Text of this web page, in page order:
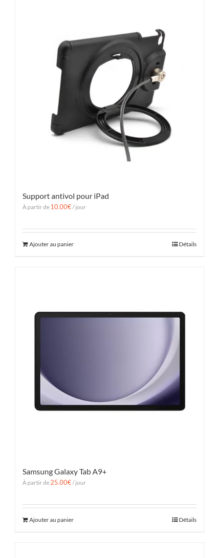
Support antivol pour iPad
À partir de 10.00€/ jour
Ajouter au panier Détails
Samsung Galaxy Tab A9+
À partir de 25.00€/ jour
Ajouter au panier Détails